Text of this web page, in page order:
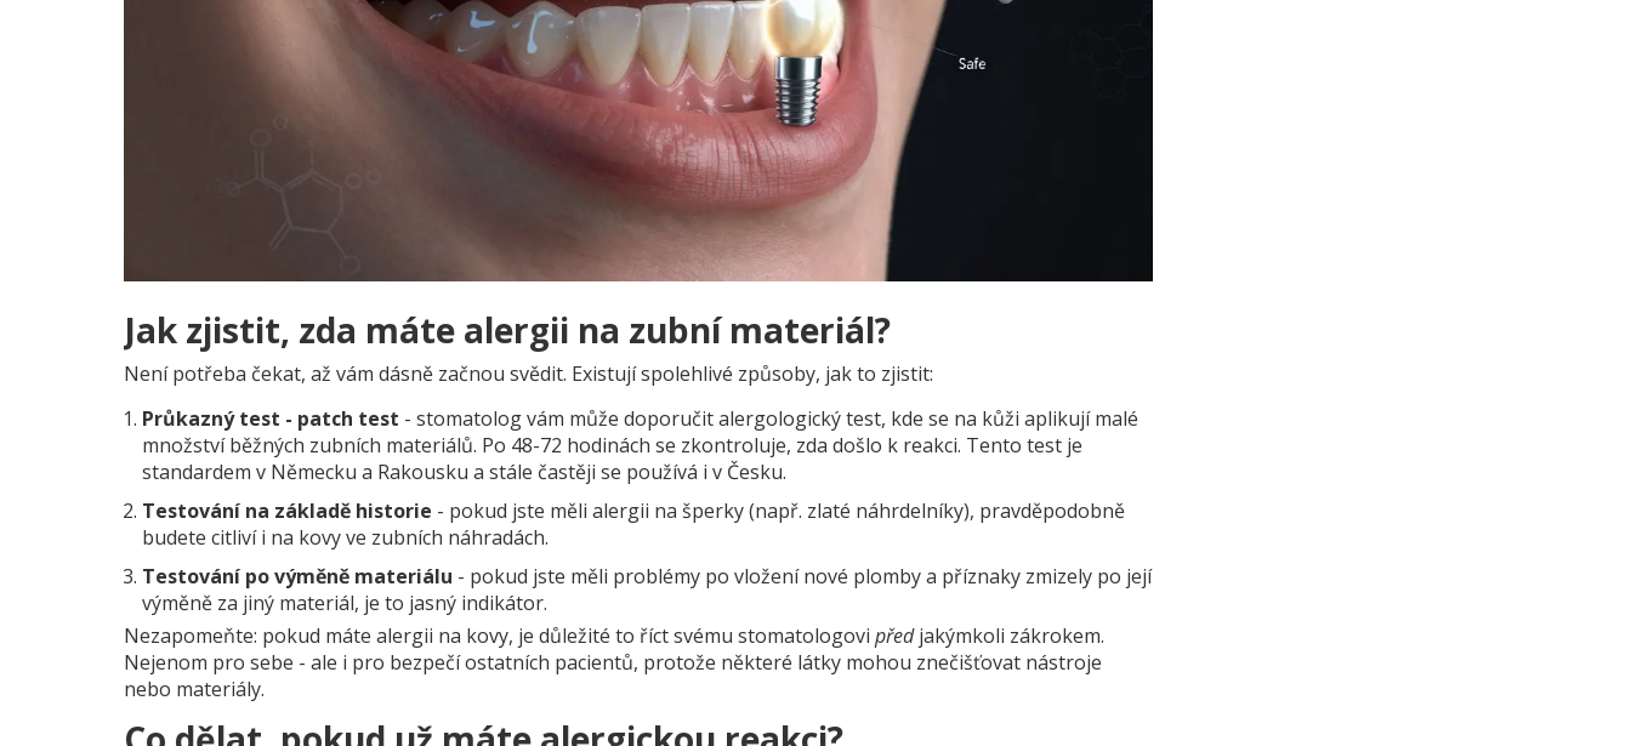
Jak zjistit, zda máte alergii na zubní materiál?
Není potřeba čekat, až vám dásně začnou svědit. Existují spolehlivé způsoby, jak to zjistit:
Průkazný test - patch test - stomatolog vám může doporučit alergologický test, kde se na kůži aplikují malé
množství běžných zubních materiálů. Po 48-72 hodinách se zkontroluje, zda došlo k reakci. Tento test je
standardem v Německu a Rakousku a stále častěji se používá i v Česku.
Testování na základě historie - pokud jste měli alergii na šperky (např. zlaté náhrdelníky), pravděpodobně
budete citliví i na kovy ve zubních náhradách.
Testování po výměně materiálu - pokud jste měli problémy po vložení nové plomby a příznaky zmizely po její
výměně za jiný materiál, je to jasný indikátor.
Nezapomeňte: pokud máte alergii na kovy, je důležité to říct svému stomatologovi předjakýmkoli zákrokem.
Nejenom pro sebe - ale i pro bezpečí ostatních pacientů, protože některé látky mohou znečišťovat nástroje
nebo materiály.